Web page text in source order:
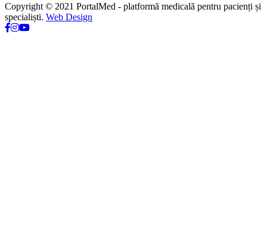
Copyright © 2021 PortalMed - platformă medicală pentru pacienți și
specialiști. Web Design